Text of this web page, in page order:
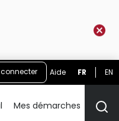
connecter Aide FR EN
Mes démarches